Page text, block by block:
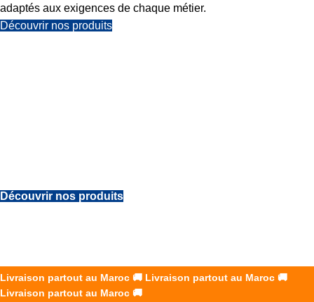
adaptés aux exigences de chaque métier.
Découvrir nos produits
Découvrir nos produits
K2R Creations accompagne les entreprises avec des
vêtements de travail, uniformes et EPI adaptés à chaque
Livraison partout au Maroc 🚚 Livraison partout au Maroc 🚚
Livraison partout au Maroc 🚚